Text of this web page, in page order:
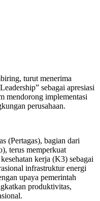
turut menerima
sebagai apresiasi
mendorong implementasi
perusahaan.
(Pertagas), bagian dari
terus memperkuat
kerja (K3) sebagai
infrastruktur energi
upaya pemerintah
produktivitas,